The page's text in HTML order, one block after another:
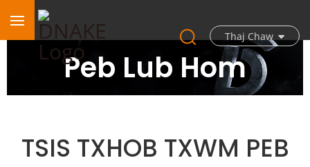
Thaj Chaw
Peb Lub Hom
TSIS TXHOB TXWM PEB